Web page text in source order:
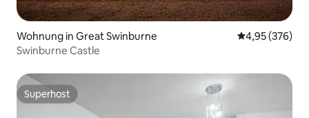
Wohnung in Great Swinburne
4,95 (376)
Swinburne Castle
Superhost
Superhost